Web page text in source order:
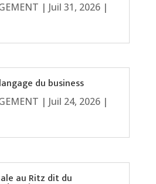
| Juil 31, 2026|
du business
| Juil 24, 2026|
au Ritz dit du